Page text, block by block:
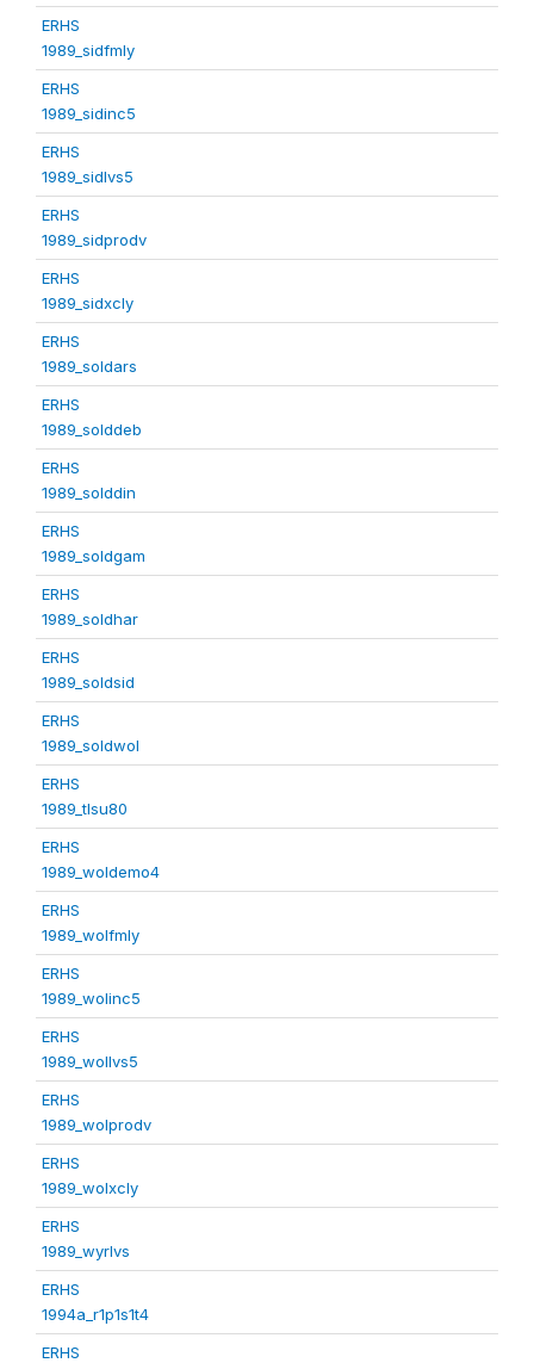
ERHS
1989_sidfmly
ERHS
1989_sidinc5
ERHS
1989_sidlvs5
ERHS
1989_sidprodv
ERHS
1989_sidxcly
ERHS
1989_soldars
ERHS
1989_solddeb
ERHS
1989_solddin
ERHS
1989_soldgam
ERHS
1989_soldhar
ERHS
1989_soldsid
ERHS
1989_soldwol
ERHS
1989_tlsu80
ERHS
1989_woldemo4
ERHS
1989_wolfmly
ERHS
1989_wolinc5
ERHS
1989_wollvs5
ERHS
1989_wolprodv
ERHS
1989_wolxcly
ERHS
1989_wyrlvs
ERHS
1994a_r1p1s1t4
ERHS